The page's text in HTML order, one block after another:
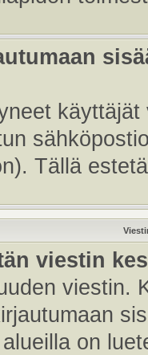
Tällä
viestin
viestin.
on